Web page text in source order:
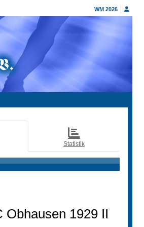
WM 2026
Statistik
Obhausen 1929 II